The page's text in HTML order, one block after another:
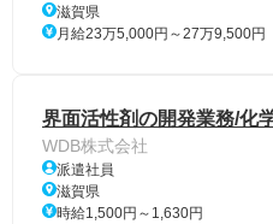
滋賀県
月給23万5,000円～27万9,500円
界面活性剤の開発業務/化
WDB株式会社
派遣社員
滋賀県
時給1,500円～1,630円